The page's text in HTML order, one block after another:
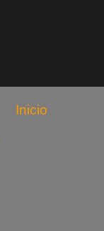
Inicio